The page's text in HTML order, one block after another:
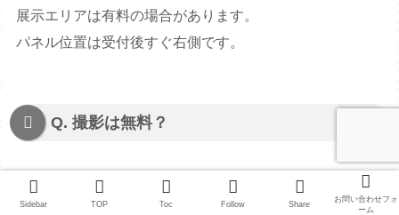
展示エリアは有料の場合があります。
パネル位置は受付後すぐ右側です。
Q. 撮影は無料？
基本的に可能ですがフラッシュや迷惑行為は禁止です。
Sidebar TOP Toc Follow Share
お問い合わせフォ
ーム